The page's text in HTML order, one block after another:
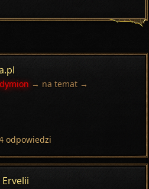
→ na temat →
odpowiedzi